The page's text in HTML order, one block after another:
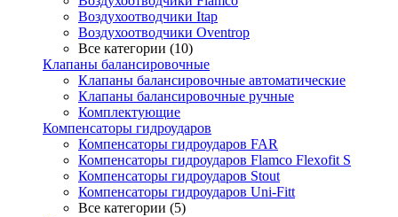
Воздухоотводчики Itap
Воздухоотводчики Oventrop
Все категории (10)
Клапаны балансировочные
Клапаны балансировочные автоматические
Клапаны балансировочные ручные
Комплектующие
Компенсаторы гидроударов
Компенсаторы гидроударов FAR
Компенсаторы гидроударов Flamco Flexofit S
Компенсаторы гидроударов Stout
Компенсаторы гидроударов Uni-Fitt
Все категории (5)